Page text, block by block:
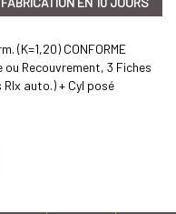
(K=1,20) CONFORME
ou Recouvrement, 3 Fiches
auto.) + Cyl posé